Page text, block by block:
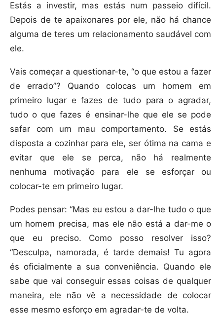
Estás a investir, mas estás num passeio difícil.
Depois de te apaixonares por ele, não há chance
alguma de teres um relacionamento saudável com
ele.
Vais começar a questionar-te, “o que estou a fazer
de errado”? Quando colocas um homem em
primeiro lugar e fazes de tudo para o agradar,
tudo o que fazes é ensinar-lhe que ele se pode
safar com um mau comportamento. Se estás
disposta a cozinhar para ele, ser ótima na cama e
evitar que ele se perca, não há realmente
nenhuma motivação para ele se esforçar ou
colocar-te em primeiro lugar.
Podes pensar: “Mas eu estou a dar-lhe tudo o que
um homem precisa, mas ele não está a dar-me o
que eu preciso. Como posso resolver isso?
“Desculpa, namorada, é tarde demais! Tu agora
és oficialmente a sua conveniência. Quando ele
sabe que vai conseguir essas coisas de qualquer
maneira, ele não vê a necessidade de colocar
esse mesmo esforço em agradar-te de volta.